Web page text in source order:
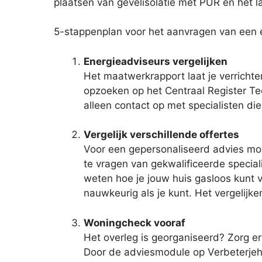
5-stappenplan voor het aanvragen van een
Energieadviseurs vergelijken
Het maatwerkrapport laat je
opzoeken op het Centraal Register
alleen contact op met specialisten
Vergelijk verschillende offertes
Voor een gepersonaliseerd advies
te vragen van gekwalificeerde
weten hoe je jouw huis gasloos kunt
nauwkeurig als je kunt. Het
Woningcheck vooraf
Het overleg is georganiseerd? Zorg
Door de adviesmodule op